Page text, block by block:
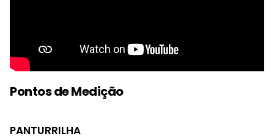
Pontos de Medição
PANTURRILHA